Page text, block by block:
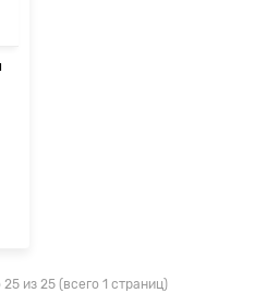
25 из 25 (всего 1 страниц)